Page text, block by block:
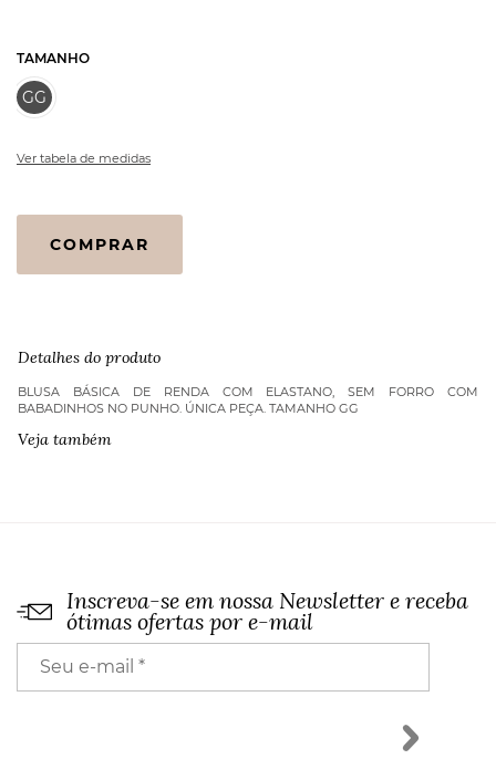
TAMANHO
GG
Ver tabela de medidas
FLAMENCA
DE
FORRO
quantidade
COMPRAR
Detalhes do produto
BLUSA BÁSICA DE RENDA COM ELASTANO, SEM FORRO COM
BABADINHOS NO PUNHO. ÚNICA PEÇA. TAMANHO GG
Veja também
Inscreva-se em nossa Newsletter e receba
ótimas ofertas por e-mail